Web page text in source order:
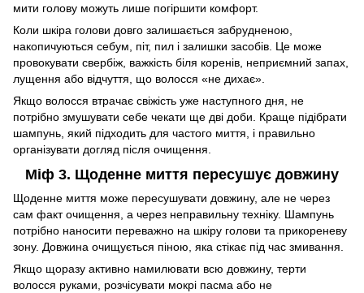
мити голову можуть лише погіршити комфорт.
Коли шкіра голови довго залишається забрудненою,
накопичуються себум, піт, пил і залишки засобів. Це може
провокувати свербіж, важкість біля коренів, неприємний запах,
лущення або відчуття, що волосся «не дихає».
Якщо волосся втрачає свіжість уже наступного дня, не
потрібно змушувати себе чекати ще дві доби. Краще підібрати
шампунь, який підходить для частого миття, і правильно
організувати догляд після очищення.
Міф 3. Щоденне миття пересушує довжину
Щоденне миття може пересушувати довжину, але не через
сам факт очищення, а через неправильну техніку. Шампунь
потрібно наносити переважно на шкіру голови та прикореневу
зону. Довжина очищується піною, яка стікає під час змивання.
Якщо щоразу активно намилювати всю довжину, терти
волосся руками, розчісувати мокрі пасма або не